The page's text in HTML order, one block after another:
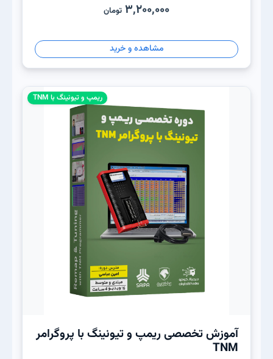
3,200,000 تومان
مشاهده و خرید
ریمپ و تیونینگ با TNM
آموزش تخصصی ریمپ و تیونینگ با پروگرامر
TNM